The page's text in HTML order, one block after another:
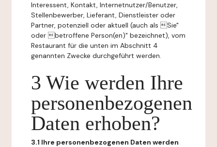
Interessent, Kontakt, Internetnutzer/Benutzer,
Stellenbewerber, Lieferant, Dienstleister oder
Partner, potenziell oder aktuell (auch als Sie"
oder betroffene Person(en)" bezeichnet), vom
Restaurant für die unten im Abschnitt 4
genannten Zwecke durchgeführt werden.
3 Wie werden Ihre
personenbezogenen
Daten erhoben?
3.1 Ihre personenbezogenen Daten werden